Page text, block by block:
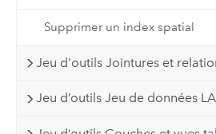
Supprimer un index spatial
Jeu d'outils Jointures et
Jeu d’outils Jeu de données